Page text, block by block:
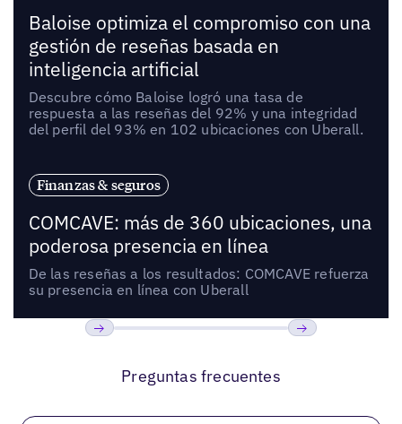
Baloise optimiza el compromiso con una
gestión de reseñas basada en
inteligencia artificial
Descubre cómo Baloise logró una tasa de
respuesta a las reseñas del 92% y una integridad
del perfil del 93% en 102 ubicaciones con Uberall.
Finanzas & seguros
COMCAVE: más de 360 ubicaciones, una
poderosa presencia en línea
De las reseñas a los resultados: COMCAVE refuerza
su presencia en línea con Uberall
Preguntas frecuentes